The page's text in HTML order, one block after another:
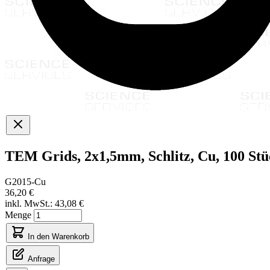
TEM Grids, 2x1,5mm, Schlitz, Cu, 100
G2015-Cu
36,20 €
inkl. MwSt.: 43,08 €
Menge
In den Warenkorb
Anfrage